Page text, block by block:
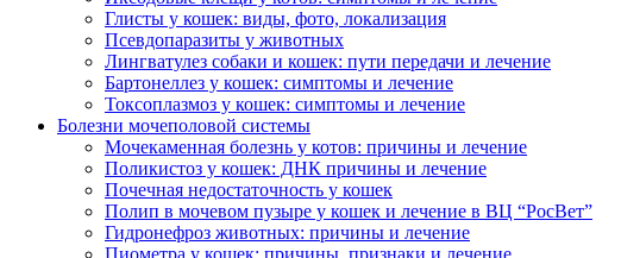
Глисты у кошек: виды, фото, локализация
Псевдопаразиты у животных
Лингватулез собаки и кошек: пути передачи и лечение
Бартонеллез у кошек: симптомы и лечение
Токсоплазмоз у кошек: симптомы и лечение
Болезни мочеполовой системы
Мочекаменная болезнь у котов: причины и лечение
Поликистоз у кошек: ДНК причины и лечение
Почечная недостаточность у кошек
Полип в мочевом пузыре у кошек и лечение в ВЦ “РосВет”
Гидронефроз животных: причины и лечение
Пиометра у кошек: причины, признаки и лечение